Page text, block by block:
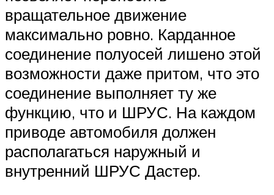
вращательное движение
максимально ровно. Карданное
соединение полуосей лишено этой
возможности даже притом, что это
соединение выполняет ту же
функцию, что и ШРУС. На каждом
приводе автомобиля должен
располагаться наружный и
внутренний ШРУС Дастер.